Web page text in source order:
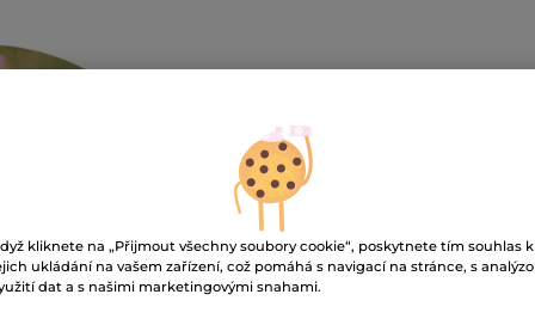
Ups!
kliknete na „Přijmout všechny soubory cookie“, poskytnete tím souhlas k
ukládání na vašem zařízení, což pomáhá s navigací na stránce, s
dat a s našimi marketingovými snahami.